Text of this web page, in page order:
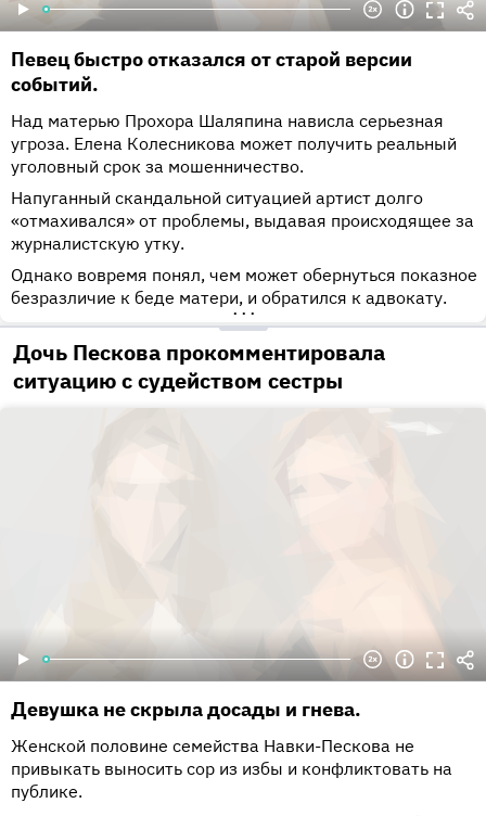
Певец быстро отказался от старой версии
событий.
Над матерью Прохора Шаляпина нависла серьезная
угроза. Елена Колесникова может получить реальный
уголовный срок за мошенничество.
Напуганный скандальной ситуацией артист долго
«отмахивался» от проблемы, выдавая происходящее за
журналистскую утку.
Однако вовремя понял, чем может обернуться показное
безразличие к беде матери, и обратился к адвокату.
•••
Дочь Пескова прокомментировала
ситуацию с судейством сестры
Девушка не скрыла досады и гнева.
Женской половине семейства Навки-Пескова не
привыкать выносить сор из избы и конфликтовать на
публике.